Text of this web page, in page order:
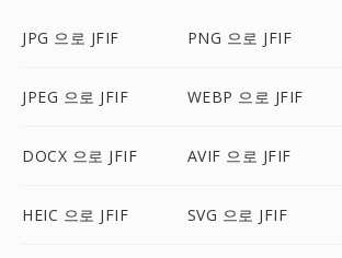
JPG 으로 JFIF PNG 으로 JFIF
JPEG 으로 JFIF WEBP 으로 JFIF
DOCX 으로 JFIF AVIF 으로 JFIF
HEIC 으로 JFIF SVG 으로 JFIF